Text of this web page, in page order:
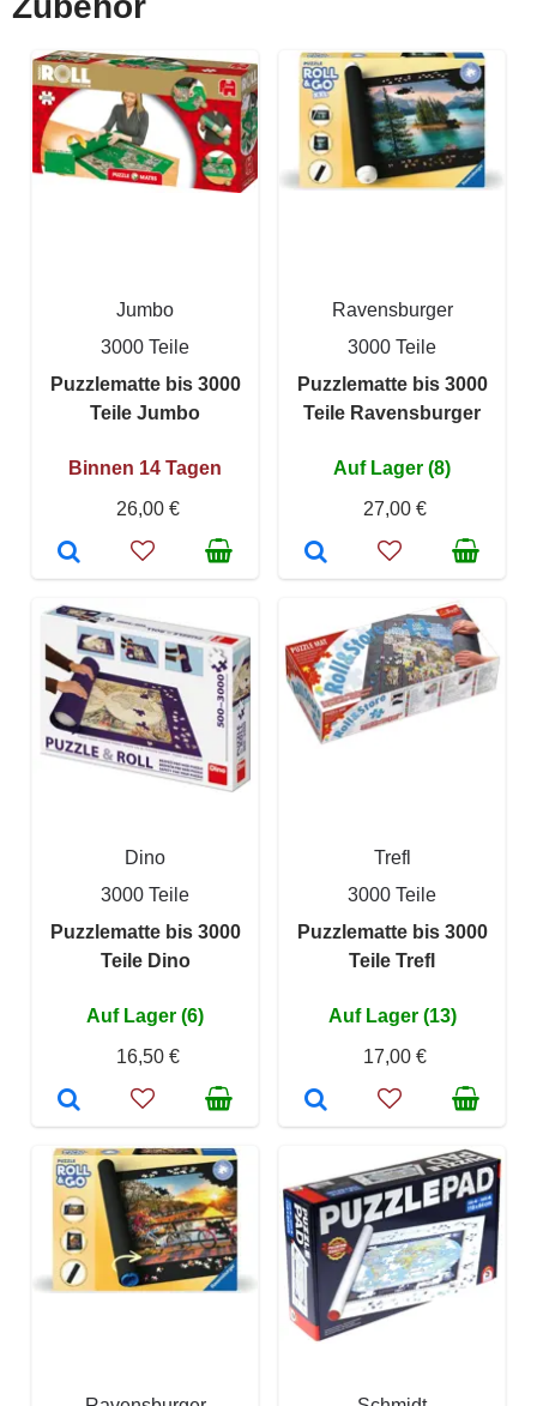
Jumbo
3000 Teile
Puzzlematte bis 3000
Teile Jumbo
Binnen 14 Tagen
26,00 €
Ravensburger
3000 Teile
Puzzlematte bis 3000
Teile Ravensburger
Auf Lager (8)
27,00 €
Dino
3000 Teile
Puzzlematte bis 3000
Teile Dino
Auf Lager (6)
16,50 €
Trefl
3000 Teile
Puzzlematte bis 3000
Teile Trefl
Auf Lager (13)
17,00 €